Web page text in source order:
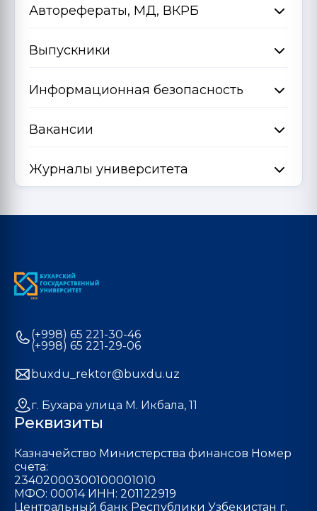
Авторефераты, МД, ВКРБ
Выпускники
Информационная безопасность
Вакансии
Журналы университета
(+998) 65 221-30-46
(+998) 65 221-29-06
buxdu_rektor@buxdu.uz
г. Бухара улица М. Икбала, 11
Реквизиты
Казначейство Министерства финансов Номер
счета:
23402000300100001010
МФО: 00014 ИНН: 201122919
Центральный банк Республики Узбекистан г.